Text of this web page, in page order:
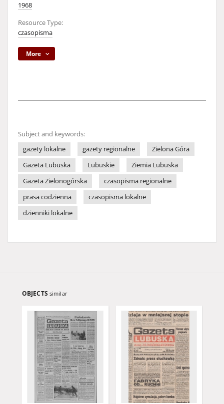
1968
Resource Type:
czasopisma
More
Subject and keywords:
gazety lokalne
gazety regionalne
Zielona Góra
Gazeta Lubuska
Lubuskie
Ziemia Lubuska
Gazeta Zielonogórska
czasopisma regionalne
prasa codzienna
czasopisma lokalne
dzienniki lokalne
OBJECTS similar